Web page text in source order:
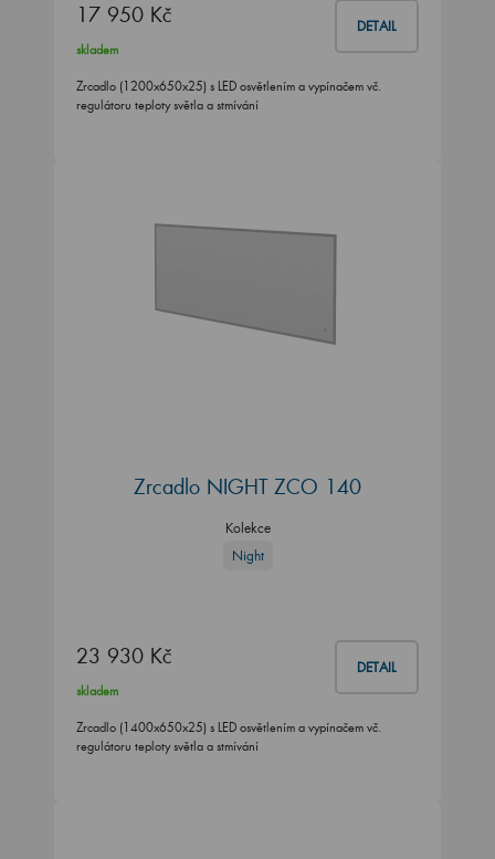
17 950 Kč DETAIL
skladem
Zrcadlo (1200x650x25) s LED osvětlením a vypínačem vč.
regulátoru teploty světla a stmívání
Zrcadlo NIGHT ZCO 140
Kolekce
Night
23 930 Kč DETAIL
skladem
Zrcadlo (1400x650x25) s LED osvětlením a vypínačem vč.
regulátoru teploty světla a stmívání